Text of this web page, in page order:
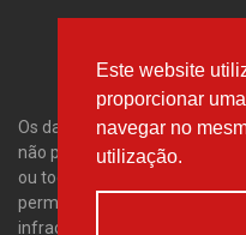
Este website
proporcionar
navegar no
utilização.
Os dados aqui apresentados,
não podem ser copiados. É
ou toda a base de dados sem
permitir que tais acções
infração desta disposição